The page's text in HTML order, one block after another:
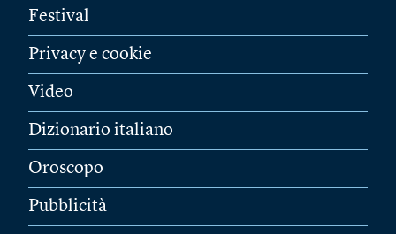
Festival
Privacy e cookie
Video
Dizionario italiano
Oroscopo
Pubblicità